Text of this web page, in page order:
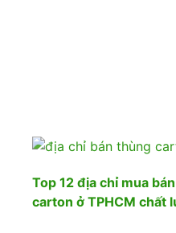
Top 12 địa chỉ mua
carton ở TPHCM chất